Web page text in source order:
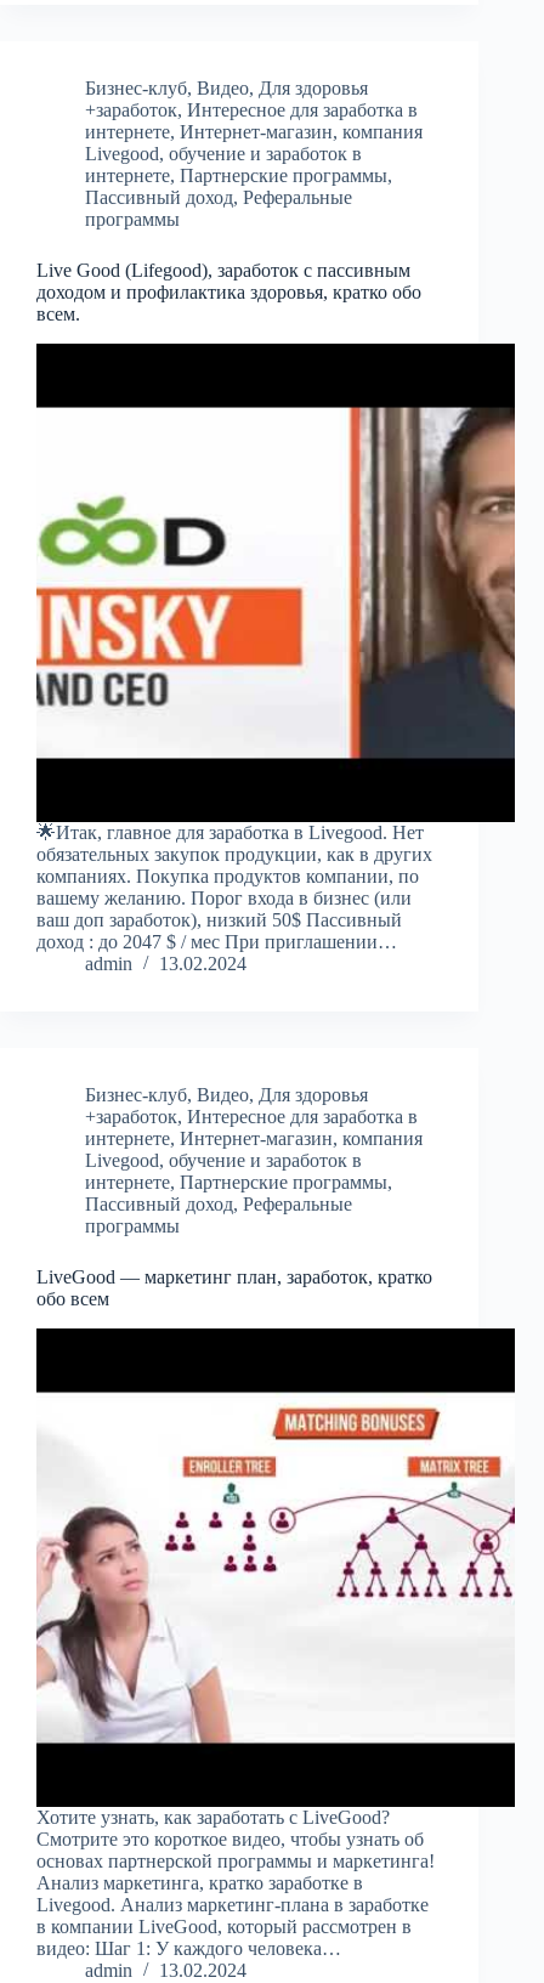
Бизнес-клуб, Видео, Для здоровья
+заработок, Интересное для заработка в
интернете, Интернет-магазин, компания
Livegood, обучение и заработок в
интернете, Партнерские программы,
Пассивный доход, Реферальные
программы
Live Good (Lifegood), заработок с пассивным
доходом и профилактика здоровья, кратко обо
всем.
🌟Итак, главное для заработка в Livegood. Нет
обязательных закупок продукции, как в других
компаниях. Покупка продуктов компании, по
вашему желанию. Порог входа в бизнес (или
ваш доп заработок), низкий 50$ Пассивный
доход : до 2047 $ / мес При приглашении…
admin
13.02.2024
Бизнес-клуб, Видео, Для здоровья
+заработок, Интересное для заработка в
интернете, Интернет-магазин, компания
Livegood, обучение и заработок в
интернете, Партнерские программы,
Пассивный доход, Реферальные
программы
LiveGood — маркетинг план, заработок, кратко
обо всем
Хотите узнать, как заработать с LiveGood?
Смотрите это короткое видео, чтобы узнать об
основах партнерской программы и маркетинга!
Анализ маркетинга, кратко заработке в
Livegood. Анализ маркетинг-плана в заработке
в компании LiveGood, который рассмотрен в
видео: Шаг 1: У каждого человека…
admin
13.02.2024